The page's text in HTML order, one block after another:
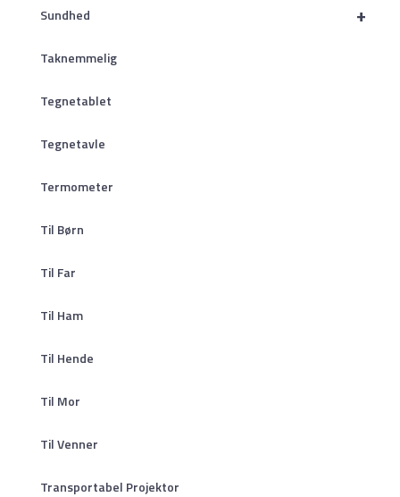
+
Sundhed
Taknemmelig
Tegnetablet
Tegnetavle
Termometer
Til Børn
Til Far
Til Ham
Til Hende
Til Mor
Til Venner
Transportabel Projektor